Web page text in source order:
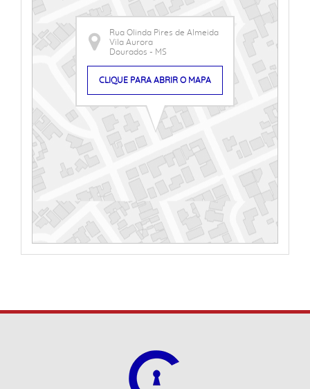
Rua Olinda Pires de Almeida
Vila Aurora
Dourados - MS
CLIQUE PARA ABRIR O MAPA